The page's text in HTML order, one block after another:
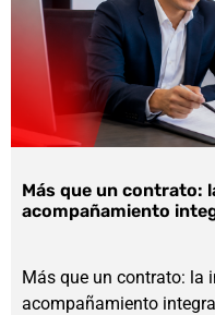
Más que un contrato:
acompañamiento
Más que un contrato: la
acompañamiento